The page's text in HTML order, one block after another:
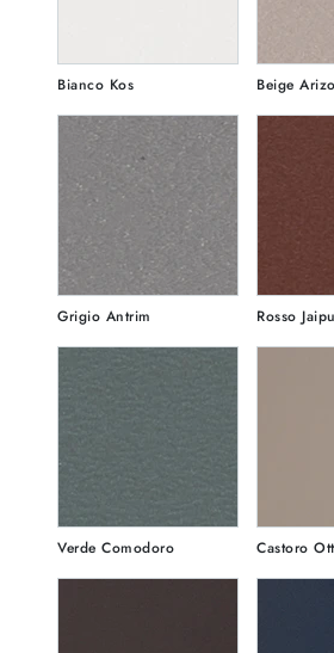
Bianco Kos Beige
Grigio Antrim Rosso
Verde Comodoro Castoro